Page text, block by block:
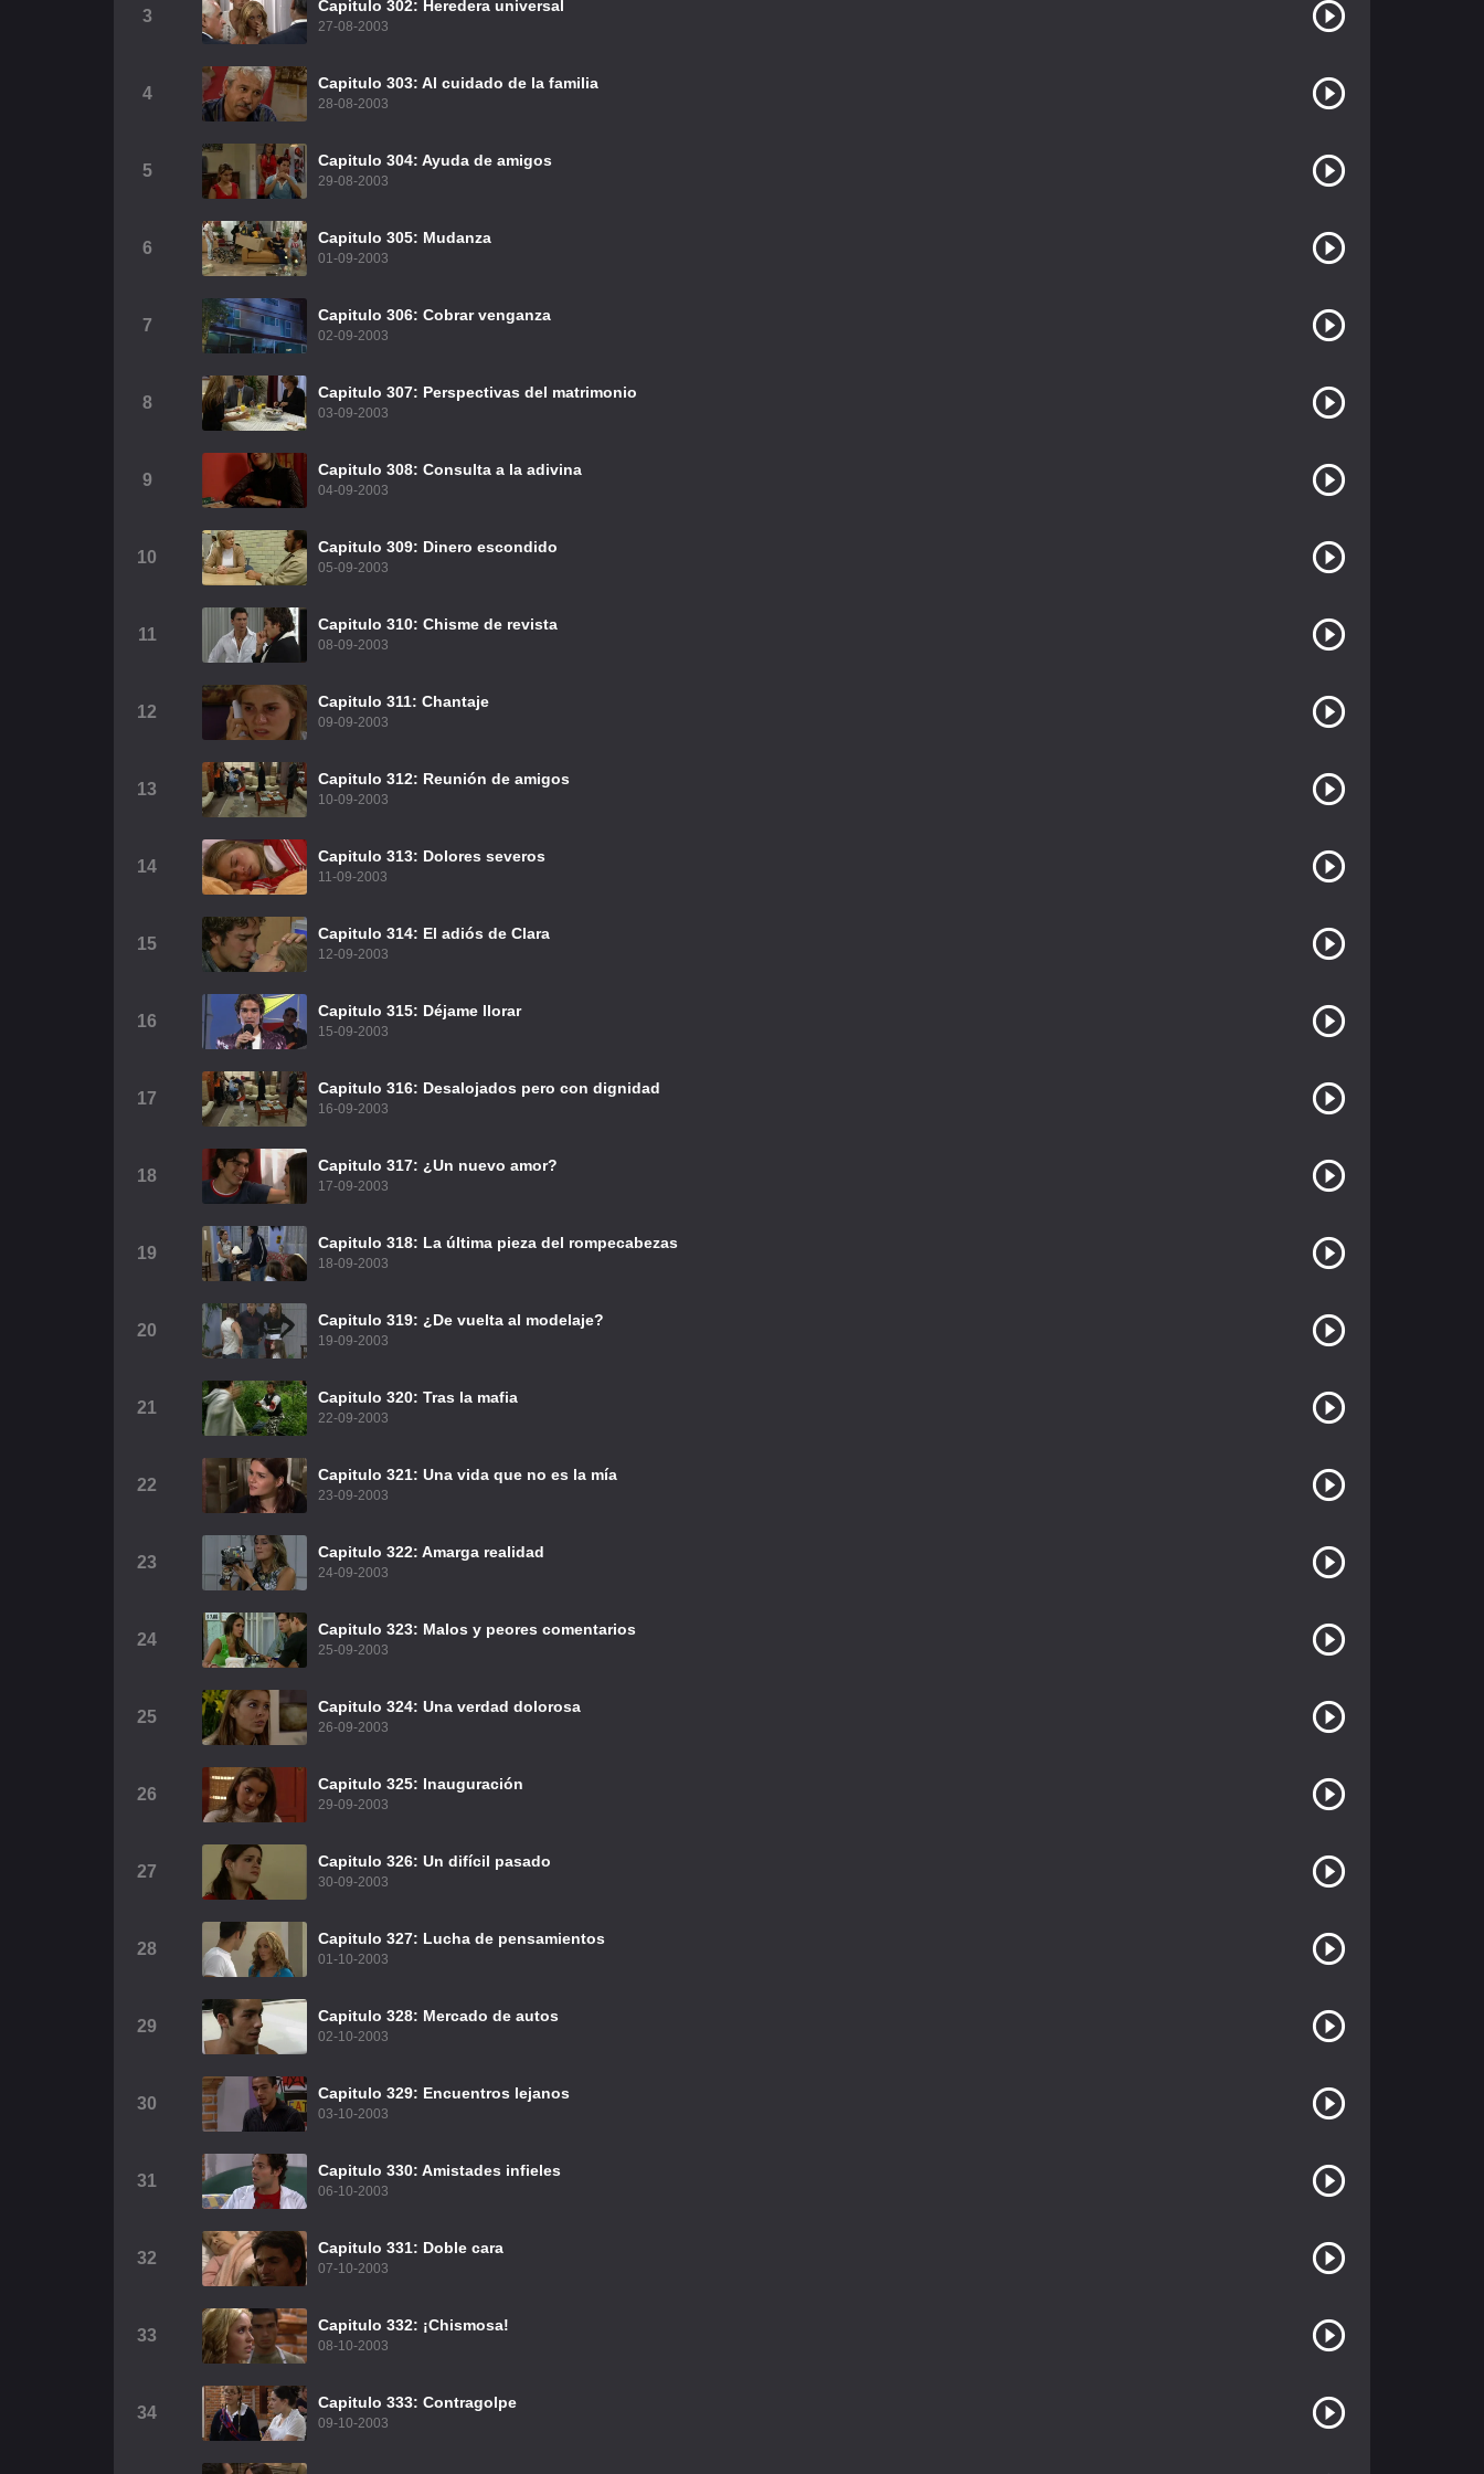
3
Capitulo 302: Heredera universal
27-08-2003
4
Capitulo 303: Al cuidado de la familia
28-08-2003
5
Capitulo 304: Ayuda de amigos
29-08-2003
6
Capitulo 305: Mudanza
01-09-2003
7
Capitulo 306: Cobrar venganza
02-09-2003
8
Capitulo 307: Perspectivas del matrimonio
03-09-2003
9
Capitulo 308: Consulta a la adivina
04-09-2003
10
Capitulo 309: Dinero escondido
05-09-2003
11
Capitulo 310: Chisme de revista
08-09-2003
12
Capitulo 311: Chantaje
09-09-2003
13
Capitulo 312: Reunión de amigos
10-09-2003
14
Capitulo 313: Dolores severos
11-09-2003
15
Capitulo 314: El adiós de Clara
12-09-2003
16
Capitulo 315: Déjame llorar
15-09-2003
17
Capitulo 316: Desalojados pero con dignidad
16-09-2003
18
Capitulo 317: ¿Un nuevo amor?
17-09-2003
19
Capitulo 318: La última pieza del rompecabezas
18-09-2003
20
Capitulo 319: ¿De vuelta al modelaje?
19-09-2003
21
Capitulo 320: Tras la mafia
22-09-2003
22
Capitulo 321: Una vida que no es la mía
23-09-2003
23
Capitulo 322: Amarga realidad
24-09-2003
24
Capitulo 323: Malos y peores comentarios
25-09-2003
25
Capitulo 324: Una verdad dolorosa
26-09-2003
26
Capitulo 325: Inauguración
29-09-2003
27
Capitulo 326: Un difícil pasado
30-09-2003
28
Capitulo 327: Lucha de pensamientos
01-10-2003
29
Capitulo 328: Mercado de autos
02-10-2003
30
Capitulo 329: Encuentros lejanos
03-10-2003
31
Capitulo 330: Amistades infieles
06-10-2003
32
Capitulo 331: Doble cara
07-10-2003
33
Capitulo 332: ¡Chismosa!
08-10-2003
34
Capitulo 333: Contragolpe
09-10-2003